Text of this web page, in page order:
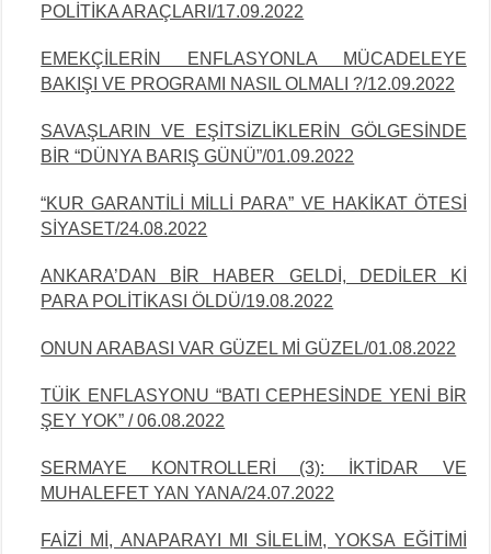
POLİTİKA ARAÇLARI/17.09.2022
EMEKÇİLERİN ENFLASYONLA MÜCADELEYE
BAKIŞI VE PROGRAMI NASIL OLMALI ?/12.09.2022
SAVAŞLARIN VE EŞİTSİZLİKLERİN GÖLGESİNDE
BİR “DÜNYA BARIŞ GÜNÜ”/01.09.2022
“KUR GARANTİLİ MİLLİ PARA” VE HAKİKAT ÖTESİ
SİYASET/24.08.2022
ANKARA’DAN BİR HABER GELDİ, DEDİLER Kİ
PARA POLİTİKASI ÖLDÜ/19.08.2022
ONUN ARABASI VAR GÜZEL Mİ GÜZEL/01.08.2022
TÜİK ENFLASYONU “BATI CEPHESİNDE YENİ BİR
ŞEY YOK” / 06.08.2022
SERMAYE KONTROLLERİ (3): İKTİDAR VE
MUHALEFET YAN YANA/24.07.2022
FAİZİ Mİ, ANAPARAYI MI SİLELİM, YOKSA EĞİTİMİ